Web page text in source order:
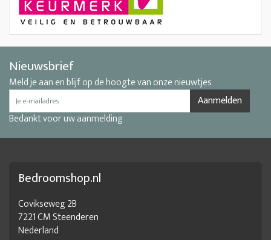
Nieuwsbrief
Meld je aan en blijf op de hoogte van onze nieuwtjes
Aanmelden
Bedankt voor uw aanmelding
Bedroomshop.nl
Covikseweg 2B
7221 CM Steenderen
Nederland